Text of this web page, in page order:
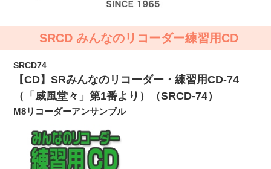
SRCD みんなのリコーダー練習用CD
SRCD74
【CD】SRみんなのリコーダー・練習用CD-74
（「威風堂々」第1番より）（SRCD-74）
M8リコーダーアンサンブル